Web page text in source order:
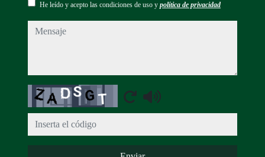
He leído y acepto las condiciones de uso y política de privacidad
mensaje
Captcha